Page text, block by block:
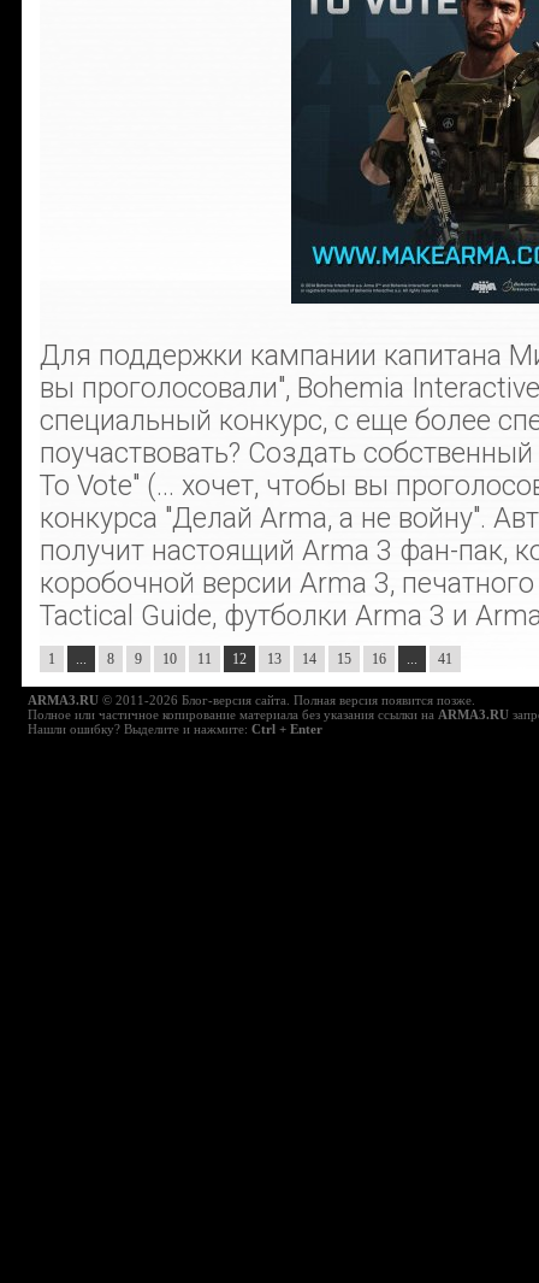
Для поддержки кампании капитана
вы проголосовали", Bohemia
специальный конкурс, с еще более
поучаствовать? Создать
To Vote" (... хочет, чтобы вы
конкурса "Делай Arma, а не войну".
получит настоящий Arma 3 фан-пак,
коробочной версии Arma 3,
Tactical Guide, футболки Arma 3 и
1 ... 8 9 10 11 12 13 14 15 16 ... 41
ARMA3.RU© 2011-2026 Блог-версия сайта. Полная версия появится позже.
Полное или частичное копирование материала без указания ссылки на ARMA3.RU
Нашли ошибку? Выделите и нажмите: Ctrl + Enter